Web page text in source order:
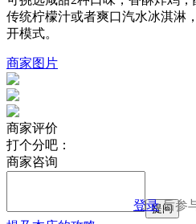
传统柠檬汁或者爽口汽水冰淇淋
开模式。
商家图片
商家评价
打个分吧：
商家咨询
登录后参
提问